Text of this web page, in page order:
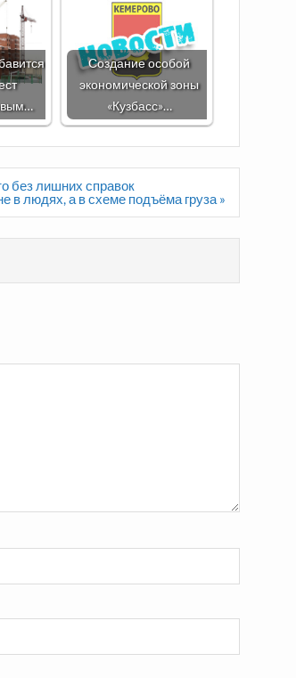
Создание особой
экономической зоны
«Кузбасс»…
без лишних справок
в людях, а в схеме подъёма груза »